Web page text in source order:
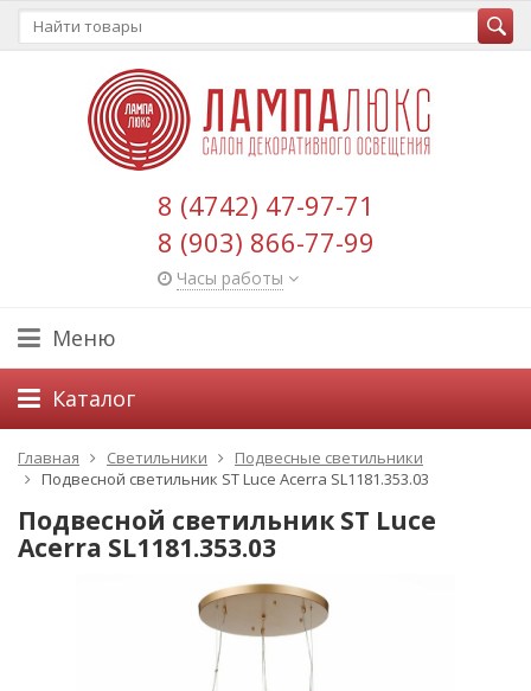
8 (4742) 47-97-71
8 (903) 866-77-99
Часы работы
Меню
Каталог
Главная Светильники
Подвесные светильники
Подвесной светильник ST Luce Acerra SL1181.353.03
Подвесной светильник ST Luce
Acerra SL1181.353.03